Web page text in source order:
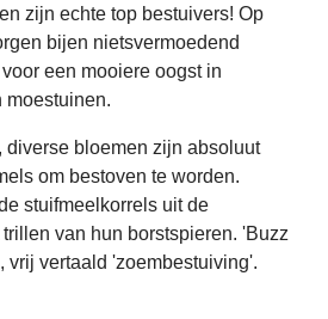
zijn echte top bestuivers! Op
bijen nietsvermoedend
een mooiere oogst in
moestuinen.
diverse bloemen zijn absoluut
om bestoven te worden.
stuifmeelkorrels uit de
van hun borstspieren. 'Buzz
vrij vertaald 'zoembestuiving'.